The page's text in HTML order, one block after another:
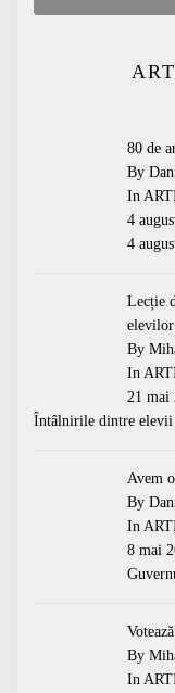
80 de
By
In
4
4
Lecție
By
In
21 mai
Întâlnirile dintre elevii
Avem
By
In
8 mai
By
In